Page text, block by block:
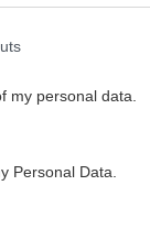
my personal data.
Personal Data.